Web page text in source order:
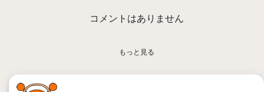
コメントはありません
もっと見る